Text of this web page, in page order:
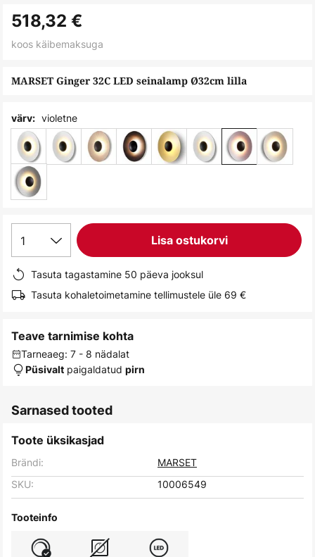
to
the
of
images
gallery
MARSET Ginger 32C LED seinalamp Ø32cm lilla
518,32 €
koos käibemaksuga
värv: violetne
1 Lisa ostukorvi
Tasuta tagastamine 50 päeva jooksul
Tasuta kohaletoimetamine tellimustele üle 69 €
Teave tarnimise kohta
Tarneaeg: 7 - 8 nädalat
Püsivalt paigaldatud pirn
Sarnased tooted
Toote üksikasjad
Brändi:
MARSET
SKU:
10006549
Tooteinfo